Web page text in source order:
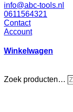
info@abc-tools.nl
0611564321
Contact
Account
Winkelwagen
Zoek producten…